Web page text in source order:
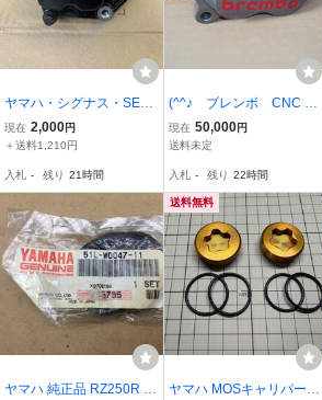
ヤマハ・シグナス・SE44
J・純正・フロントブレー
キキャリパー
現在 2,000円
＋送料1,210円
入札 - 残り 21時間
(^^♪ ブレンボ CNC 40
mmキャリパー 左側
現在 50,000円
送料未定
入札 - 残り 22時間
ヤマハ 純正品 RZ250R T
送料無料
ヤマハ MOSキャリパー O